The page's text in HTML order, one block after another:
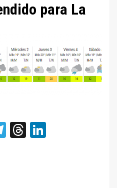
para La
Telegram
Threads